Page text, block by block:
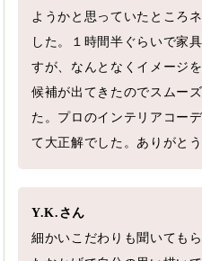
ようかと思っていたところ
した。１時間半ぐらいで家
すが、なんとなくイメージ
候補が出てきたのでスムー
た。プロのインテリアコー
て大正解でした。ありがと
Y.K.さん
細かいこだわりも聞いても